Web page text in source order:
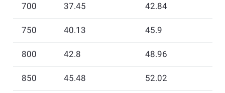
700 37.45 42.84
750 40.13 45.9
800 42.8 48.96
850 45.48 52.02